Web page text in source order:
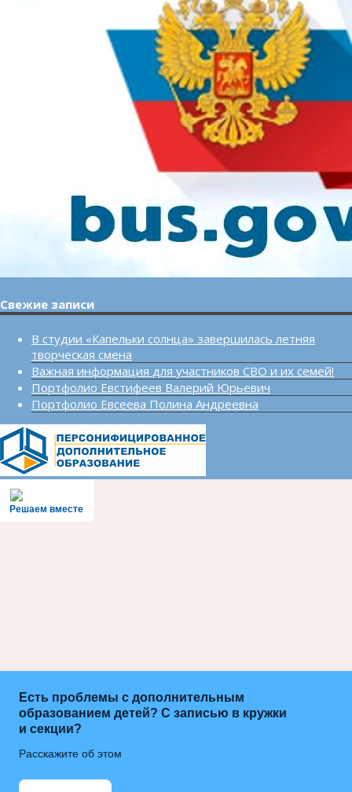
Свежие записи
В студии «Капельки солнца» завершилась летняя
творческая смена
Важная информация для участников СВО и их семей!
Портфолио Евстифеев Валерий Юрьевич
Портфолио Евсеева Полина Андреевна
Решаем вместе
Есть проблемы с дополнительным
образованием детей? С записью в кружки
и секции?
Расскажите об этом